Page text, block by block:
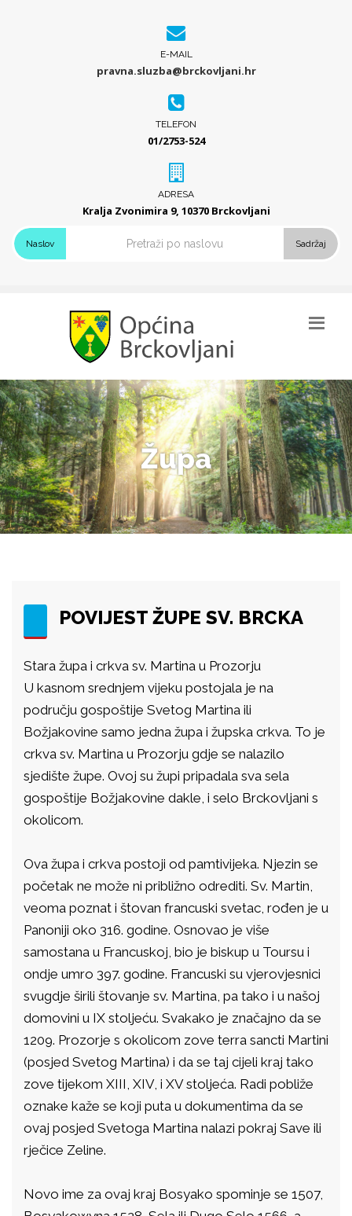
E-MAIL
pravna.sluzba@brckovljani.hr
TELEFON
01/2753-524
ADRESA
Kralja Zvonimira 9, 10370 Brckovljani
Naslov Sadržaj
Župa
POVIJEST ŽUPE SV. BRCKA
Stara župa i crkva sv. Martina u Prozorju
U kasnom srednjem vijeku postojala je na
području gospoštije Svetog Martina ili
Božjakovine samo jedna župa i župska crkva. To je
crkva sv. Martina u Prozorju gdje se nalazilo
sjedište župe. Ovoj su župi pripadala sva sela
gospoštije Božjakovine dakle, i selo Brckovljani s
okolicom.
Ova župa i crkva postoji od pamtivijeka. Njezin se
početak ne može ni približno odrediti. Sv. Martin,
veoma poznat i štovan francuski svetac, rođen je u
Panoniji oko 316. godine. Osnovao je više
samostana u Francuskoj, bio je biskup u Toursu i
ondje umro 397. godine. Francuski su vjerovjesnici
svugdje širili štovanje sv. Martina, pa tako i u našoj
domovini u IX stoljeću. Svakako je značajno da se
1209. Prozorje s okolicom zove terra sancti Martini
(posjed Svetog Martina) i da se taj cijeli kraj tako
zove tijekom XIII, XIV, i XV stoljeća. Radi pobliže
oznake kaže se koji puta u dokumentima da se
ovaj posjed Svetoga Martina nalazi pokraj Save ili
rječice Zeline.
Novo ime za ovaj kraj Bosyako spominje se 1507,